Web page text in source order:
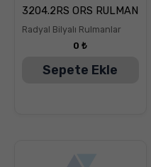
5
üzerinden
oy aldı
3204.2RS ORS RULMAN
Radyal Bilyalı Rulmanlar
0₺
Sepete Ekle